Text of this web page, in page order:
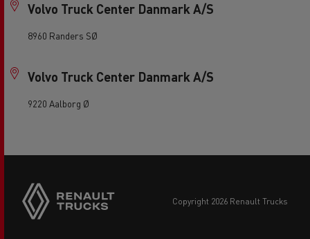
Volvo Truck Center Danmark A/S
8960 Randers SØ
Volvo Truck Center Danmark A/S
9220 Aalborg Ø
copyright 2026 Renault Trucks